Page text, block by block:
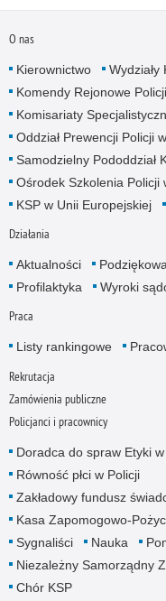
O nas
Kierownictwo Wydziały
Komendy Rejonowe Policji
Komisariaty
Oddział Prewencji Policji
Samodzielny Pododdział
Ośrodek Szkolenia Policji
KSP w Unii Europejskiej
Działania
Aktualności
Profilaktyka
Wyroki
Praca
Listy rankingowe
Rekrutacja
Zamówienia publiczne
Policjanci i pracownicy
Doradca do spraw Etyki
Równość płci w Policji
Zakładowy fundusz
Kasa Zapomogowo-
Sygnaliści
Nauka
Niezależny Samorządny
Chór KSP